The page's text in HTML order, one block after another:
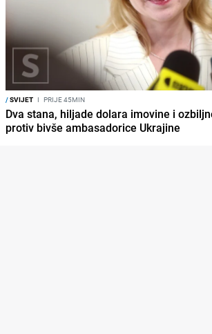
/SVIJET I PRIJE 45MIN
Dva stana, hiljade dolara imovine i
protiv bivše ambasadorice Ukrajine